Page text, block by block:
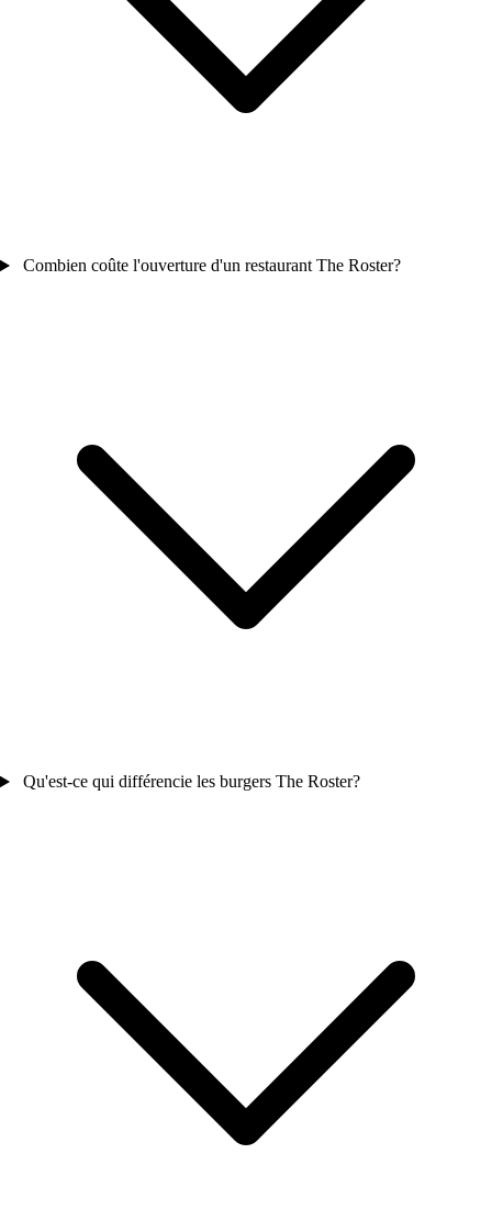
Combien coûte l'ouverture d'un restaurant The Roster?
Qu'est-ce qui différencie les burgers The Roster?